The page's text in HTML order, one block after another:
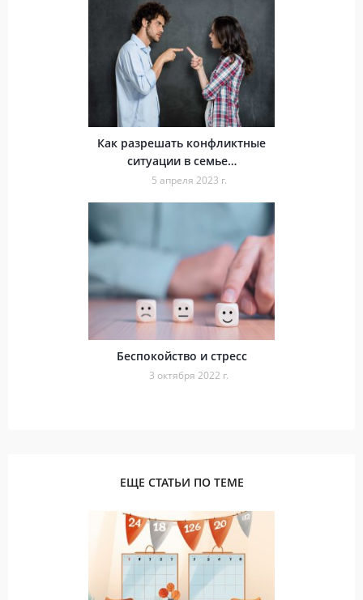
Как разрешать конфликтные
ситуации в семье…
5 апреля 2023 г.
Беспокойство и стресс
3 октября 2022 г.
ЕЩЕ СТАТЬИ ПО ТЕМЕ